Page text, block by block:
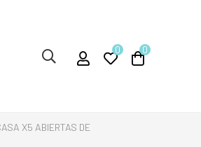
0 0
X5 ABIERTAS DE